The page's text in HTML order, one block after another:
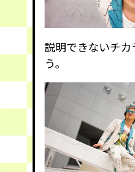
説明できないチ
う。